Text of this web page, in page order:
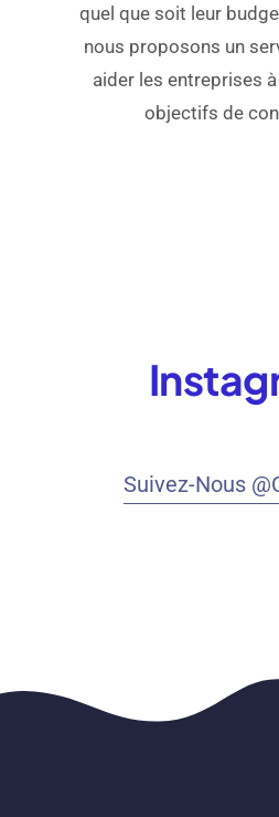
quel que soit leur
nous proposons un
aider les entreprises
objectifs de
Suivez-Nous